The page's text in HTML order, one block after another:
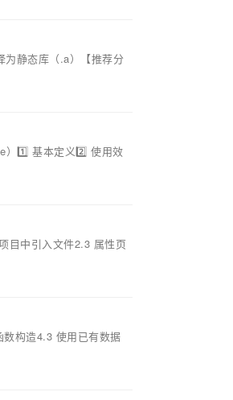
为静态库（.a）【推荐分
）1️⃣ 基本定义2️⃣ 使用效
目中引入文件2.3 属性页
构造4.3 使用已有数据